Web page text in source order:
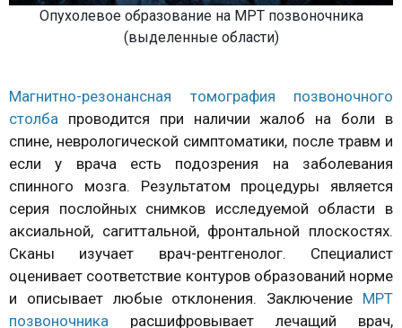
Опухолевое образование на МРТ позвоночника
(выделенные области)
Магнитно-резонансная томография позвоночного
столба проводится при наличии жалоб на боли в
спине, неврологической симптоматики, после травм и
если у врача есть подозрения на заболевания
спинного мозга. Результатом процедуры является
серия послойных снимков исследуемой области в
аксиальной, сагиттальной, фронтальной плоскостях.
Сканы изучает врач-рентгенолог. Специалист
оценивает соответствие контуров образований норме
и описывает любые отклонения. Заключение МРТ
позвоночника расшифровывает лечащий врач,